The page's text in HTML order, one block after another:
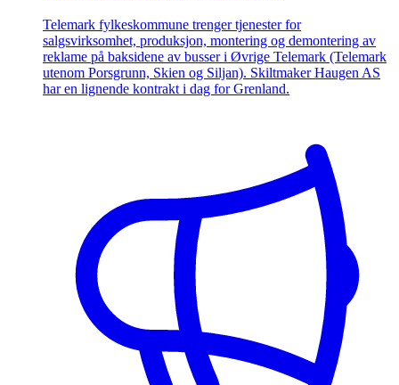
Telemark fylkeskommune trenger tjenester for
salgsvirksomhet, produksjon, montering og demontering av
reklame på baksidene av busser i Øvrige Telemark (Telemark
utenom Porsgrunn, Skien og Siljan). Skiltmaker Haugen AS
har en lignende kontrakt i dag for Grenland.